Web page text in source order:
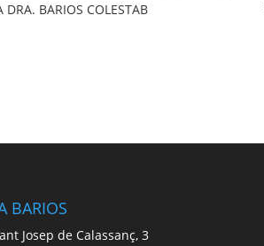
DRA. BARIOS COLESTAB
BARIOS
Josep de Calassanç, 3